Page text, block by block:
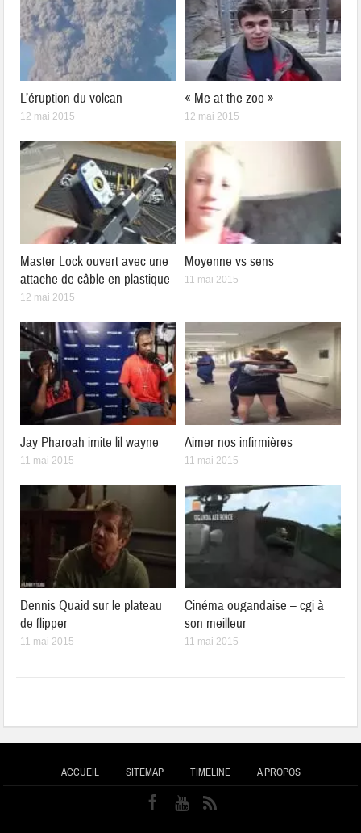
L’éruption du volcan
12 mai 2015
« Me at the zoo »
12 mai 2015
Master Lock ouvert avec une
attache de câble en plastique
12 mai 2015
Moyenne vs sens
11 mai 2015
Jay Pharoah imite lil wayne
11 mai 2015
Aimer nos infirmières
11 mai 2015
Dennis Quaid sur le plateau
de flipper
11 mai 2015
Cinéma ougandaise – cgi à
son meilleur
11 mai 2015
ACCUEIL SITEMAP TIMELINE A PROPOS